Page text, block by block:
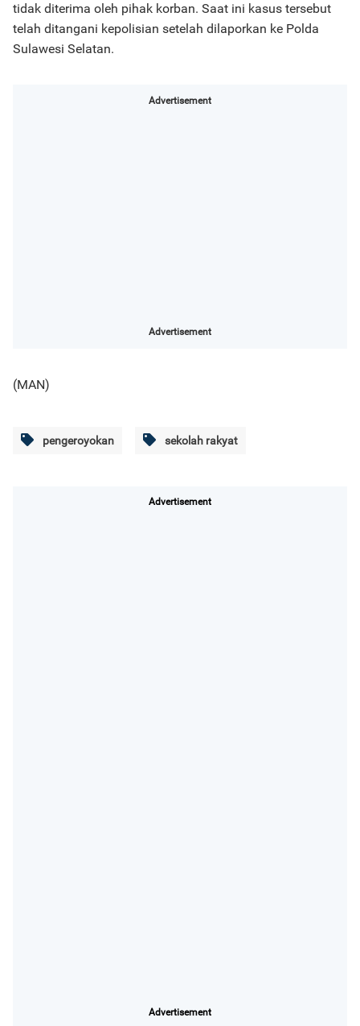
tidak diterima oleh pihak korban. Saat ini kasus tersebut
telah ditangani kepolisian setelah dilaporkan ke Polda
Sulawesi Selatan.
Advertisement
Advertisement
(MAN)
pengeroyokan sekolah rakyat
Advertisement
Advertisement